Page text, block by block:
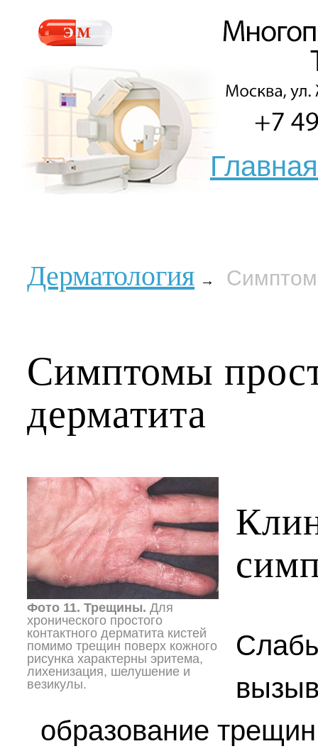
Главная
Дерматология →
Симптомы
дерматита
Фото 11. Трещины. Для
хронического простого
контактного дерматита кистей
помимо трещин поверх кожного
рисунка характерны эритема,
лихенизация, шелушение и
везикулы.
образование